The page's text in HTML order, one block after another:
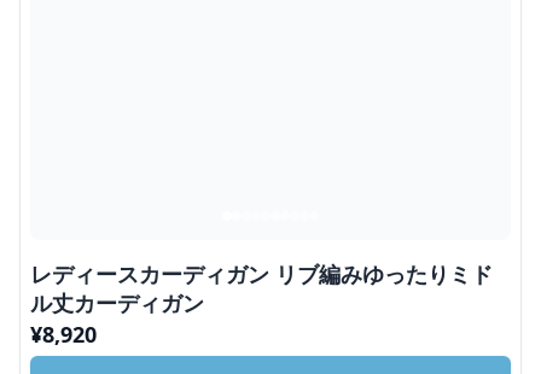
レディースカーディガン リブ編みゆったりミド
ル丈カーディガン
¥8,920